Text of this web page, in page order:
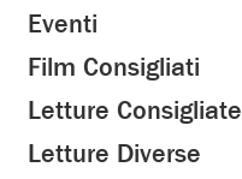
Eventi
Film Consigliati
Letture Consigliate
Letture Diverse